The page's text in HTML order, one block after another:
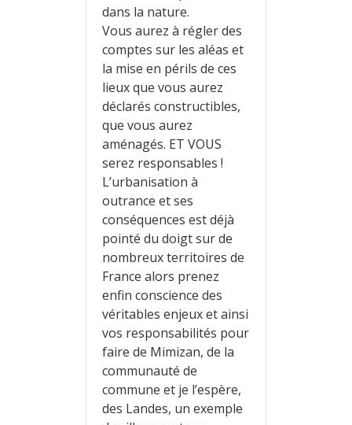
dans la nature.
Vous aurez à régler des
comptes sur les aléas et
la mise en périls de ces
lieux que vous aurez
déclarés constructibles,
que vous aurez
aménagés. ET VOUS
serez responsables !
L’urbanisation à
outrance et ses
conséquences est déjà
pointé du doigt sur de
nombreux territoires de
France alors prenez
enfin conscience des
véritables enjeux et ainsi
vos responsabilités pour
faire de Mimizan, de la
communauté de
commune et je l’espère,
des Landes, un exemple